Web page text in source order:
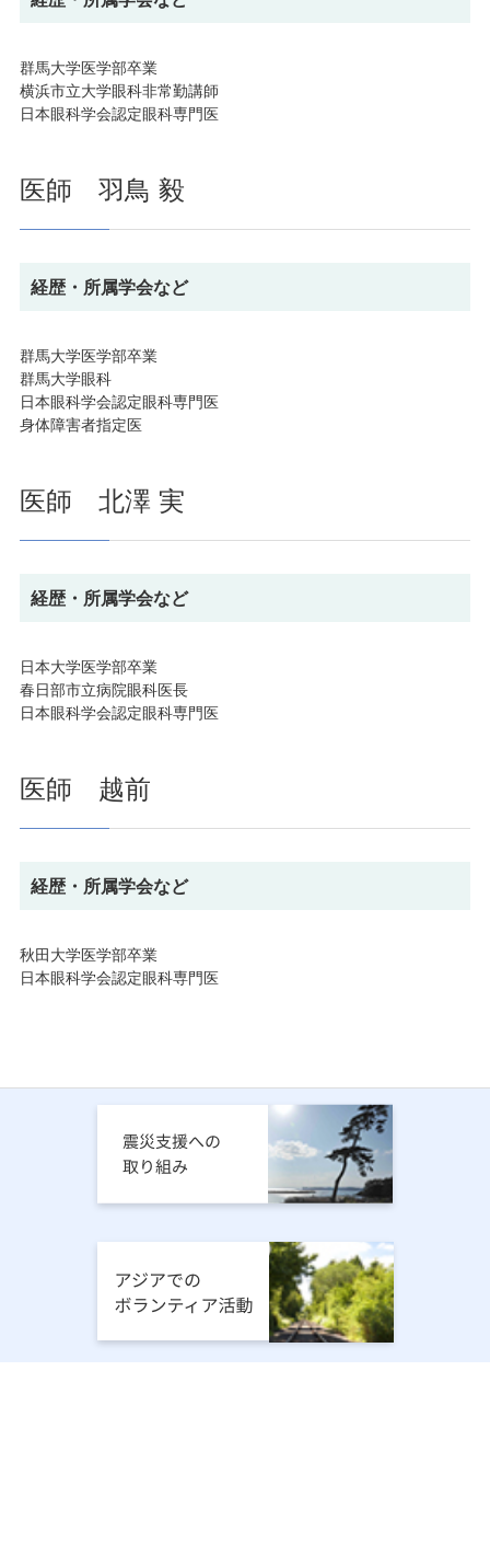
群馬大学医学部卒業
横浜市立大学眼科非常勤講師
日本眼科学会認定眼科専門医
医師 羽鳥 毅
経歴・所属学会など
群馬大学医学部卒業
群馬大学眼科
日本眼科学会認定眼科専門医
身体障害者指定医
医師 北澤 実
経歴・所属学会など
日本大学医学部卒業
春日部市立病院眼科医長
日本眼科学会認定眼科専門医
医師 越前
経歴・所属学会など
秋田大学医学部卒業
日本眼科学会認定眼科専門医